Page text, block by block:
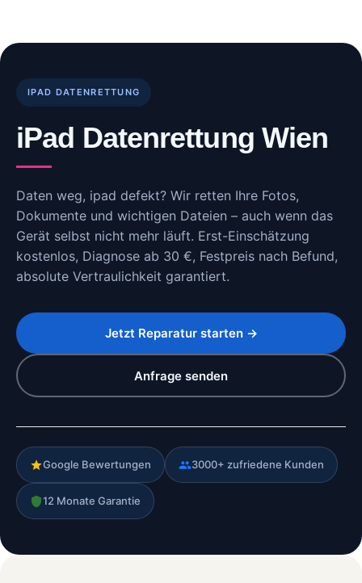
content
IPAD DATENRETTUNG
iPad Datenrettung Wien
Daten weg, ipad defekt? Wir retten Ihre Fotos,
Dokumente und wichtigen Dateien – auch wenn das
Gerät selbst nicht mehr läuft. Erst-Einschätzung
kostenlos, Diagnose ab 30 €, Festpreis nach Befund,
absolute Vertraulichkeit garantiert.
Jetzt Reparatur starten →
Anfrage senden
Google Bewertungen 3000+ zufriedene Kunden
12 Monate Garantie